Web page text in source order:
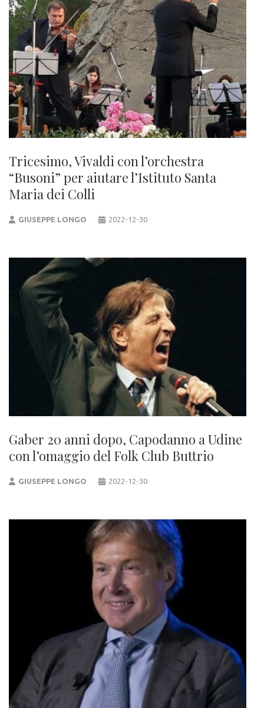
Tricesimo, Vivaldi con l’orchestra
“Busoni” per aiutare l’Istituto Santa
Maria dei Colli
GIUSEPPE LONGO 2022-12-30
Gaber 20 anni dopo, Capodanno a Udine
con l’omaggio del Folk Club Buttrio
GIUSEPPE LONGO 2022-12-30